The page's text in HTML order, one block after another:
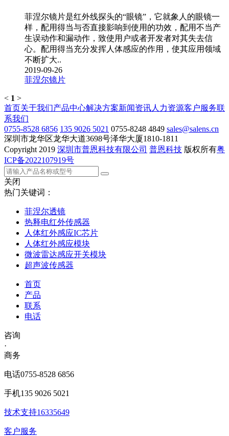
菲涅尔镜片是红外线探头的“眼镜”，它就象人的眼镜一
样，配用得当与否直接影响到使用的功效，配用不当产
生误动作和漏动作，致使用户或者开发者对其失去信
心。配用得当充分发挥人体感应的作用，使其应用领域
不断扩大..
2019-09-26
菲涅尔镜片
< 1 >
首页关于我们产品中心解决方案新闻资讯人力资源客户服务联
系我们
0755-8528 6856 135 9026 5021 0755-8248 4849 sales@salens.cn
深圳市龙华区龙华大道3698号泽华大厦1810-1811
Copyright 2019 深圳市普恩科技有限公司 普恩科技 版权所有粤
ICP备2022107919号
关闭
热门关键词：
菲涅尔透镜
热释电红外传感器
人体红外感应IC芯片
人体红外感应模块
微波雷达感应开关模块
超声波传感器
首页
产品
联系
电话
咨询
·
商务
电话0755-8528 6856
手机135 9026 5021
技术支持16335649
客户服务